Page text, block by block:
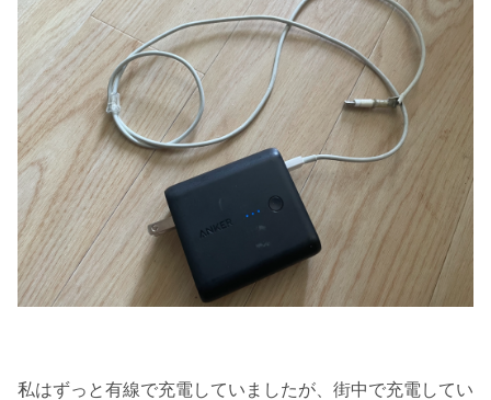
私はずっと有線で充電していましたが、街中で充電してい